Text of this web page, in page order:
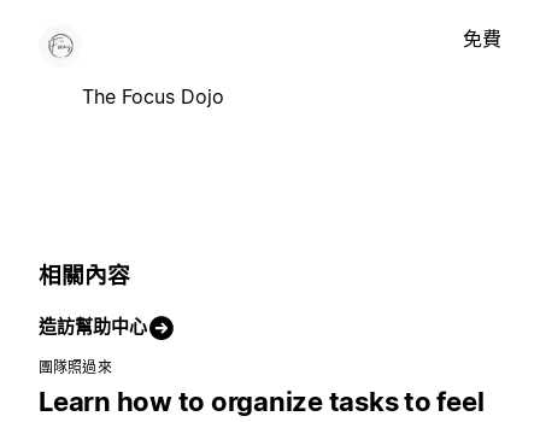
The Focus Dojo
免費
相關內容
造訪幫助中心
團隊照過來
Learn how to organize tasks to feel